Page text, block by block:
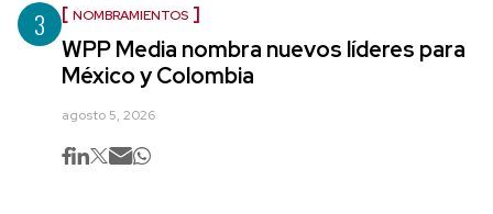
3 NOMBRAMIENTOS
WPP Media nombra nuevos líderes para
México y Colombia
agosto 5, 2026